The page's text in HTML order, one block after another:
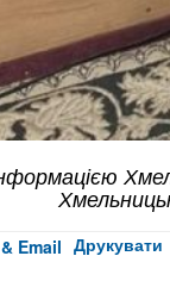
Друкувати